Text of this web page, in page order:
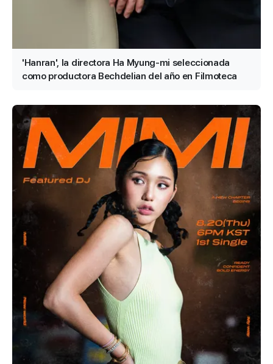
'Hanran', la directora Ha Myung-mi seleccionada
como productora Bechdelian del año en Filmoteca